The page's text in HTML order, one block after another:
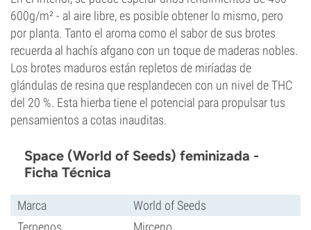
600g/m² - al aire libre, es posible obtener lo mismo, pero
por planta. Tanto el aroma como el sabor de sus brotes
recuerda al hachís afgano con un toque de maderas nobles.
Los brotes maduros están repletos de miríadas de
glándulas de resina que resplandecen con un nivel de THC
del 20 %. Esta hierba tiene el potencial para propulsar tus
pensamientos a cotas inauditas.
Space (World of Seeds) feminizada -
Ficha Técnica
Marca
World of Seeds
Terpenos
Mirceno